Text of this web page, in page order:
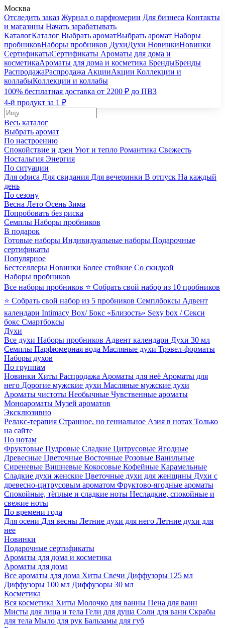
Москва
Отследить заказ Журнал о парфюмерии Для бизнеса Контакты
и магазины Начать зарабатывать
КаталогКаталог Выбрать ароматВыбрать аромат Наборы
пробниковНаборы пробников ДухиДухи НовинкиНовинки
СертификатыСертификаты Ароматы для дома и
косметикаАроматы для дома и косметика БрендыБренды
РаспродажаРаспродажа АкцииАкции Коллекции и
коллабыКоллекции и коллабы
100% бесплатная доставка от 2200 ₽ до ПВЗ
4-й продукт за 1 ₽
Весь каталог
Выбрать аромат
По настроению
Спокойствие и дзен Уют и тепло Романтика Свежесть
Ностальгия Энергия
По ситуации
Для офиса Для свидания Для вечеринки В отпуск На каждый
день
По сезону
Весна Лето Осень Зима
Попробовать без риска
Семплы Наборы пробников
В подарок
Готовые наборы Индивидуальные наборы Подарочные
сертификаты
Популярное
Бестселлеры Новинки Более стойкие Со скидкой
Наборы пробников
Все наборы пробников ⭐ Собрать свой набор из 10 пробников
⭐ Собрать свой набор из 5 пробников Семплбоксы Адвент
календари Intimacy Box/ Бокс «Близость» Sexy box / Секси
бокс Смартбоксы
Духи
Все духи Наборы пробников Адвент календари Духи 30 мл
Семплы Парфюмерная вода Масляные духи Трэвел-форматы
Наборы духов
По группам
Новинки Хиты Распродажа Ароматы для неё Ароматы для
него Дорогие мужские духи Масляные мужские духи
Ароматы чистоты Необычные Чувственные ароматы
Моноароматы Музей ароматов
Эксклюзивно
Релакс-терапия Странное, но гениальное Азия в нотах Только
на сайте
По нотам
Фруктовые Пудровые Сладкие Цитрусовые Ягодные
Древесные Цветочные Восточные Розовые Ванильные
Сиреневые Вишневые Кокосовые Кофейные Карамельные
Сладкие духи женские Цветочные духи для женщины Духи с
древесно-цитрусовым ароматом Фруктово-ягодные ароматы
Спокойные, тёплые и сладкие ноты Несладкие, спокойные и
свежие ноты
По времени года
Для осени Для весны Летние духи для него Летние духи для
нее
Новинки
Подарочные сертификаты
Ароматы для дома и косметика
Ароматы для дома
Все ароматы для дома Хиты Свечи Диффузоры 125 мл
Диффузоры 100 мл Диффузоры 30 мл
Косметика
Вся косметика Хиты Молочко для ванны Пена для ванн
Мисты для лица и тела Гели для душа Соли для ванн Скрабы
для тела Мыло для рук Бальзамы для губ